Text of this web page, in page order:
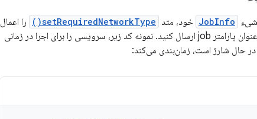
JobInfo خود، متد setRequiredNetworkType()
را اعمال
را به عنوان پارامتر job ارسال کنید. نمونه کد زیر، سرویسی را برای اجرا در زمانی
حال شارژ است، زمان‌بندی می‌کند: